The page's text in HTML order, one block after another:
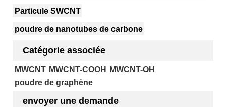
Particule SWCNT
poudre de nanotubes de carbone
Catégorie associée
MWCNT MWCNT-COOH
MWCNT-OH
poudre de graphène
envoyer une demande